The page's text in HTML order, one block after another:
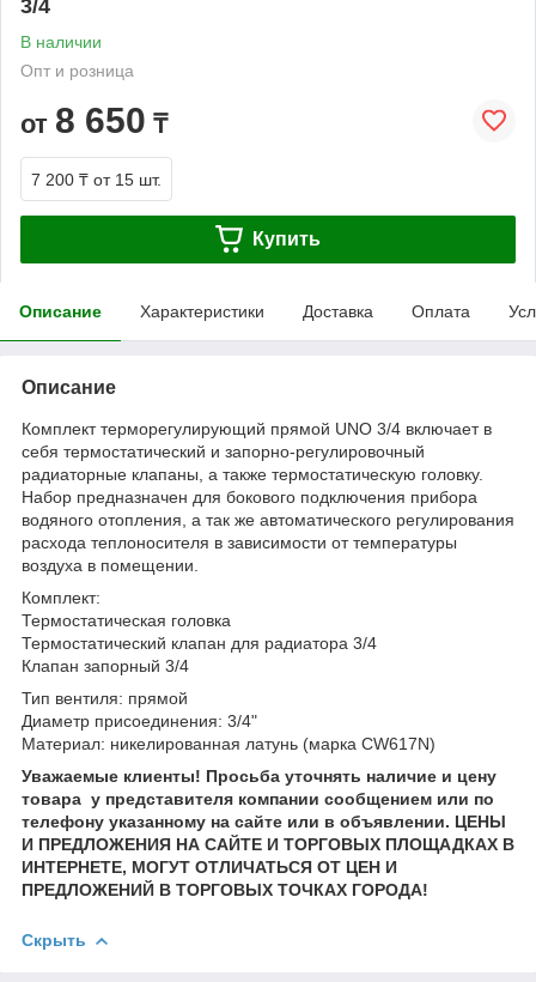
3/4
В наличии
Опт и розница
от 8 650 ₸
7 200 ₸ от 15 шт.
Купить
Описание Характеристики Доставка Оплата
Описание
Комплект терморегулирующий прямой UNO 3/4 включает в
себя термостатический и запорно-регулировочный
радиаторные клапаны, а также термостатическую головку.
Набор предназначен для бокового подключения прибора
водяного отопления, а так же автоматического регулирования
расхода теплоносителя в зависимости от температуры
воздуха в помещении.
Комплект:
Термостатическая головка
Термостатический клапан для радиатора 3/4
Клапан запорный 3/4
Тип вентиля: прямой
Диаметр присоединения: 3/4"
Материал: никелированная латунь (марка CW617N)
Уважаемые клиенты! Просьба уточнять наличие и цену
товара у представителя компании сообщением или по
телефону указанному на сайте или в объявлении. ЦЕНЫ
И ПРЕДЛОЖЕНИЯ НА САЙТЕ И ТОРГОВЫХ ПЛОЩАДКАХ В
ИНТЕРНЕТЕ, МОГУТ ОТЛИЧАТЬСЯ ОТ ЦЕН И
ПРЕДЛОЖЕНИЙ В ТОРГОВЫХ ТОЧКАХ ГОРОДА!
Скрыть